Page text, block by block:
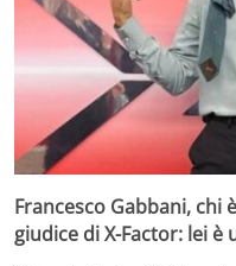
Francesco Gabbani, chi
giudice di X-Factor: lei è